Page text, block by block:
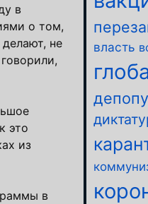
в
о том,
не
это
из
в
власть